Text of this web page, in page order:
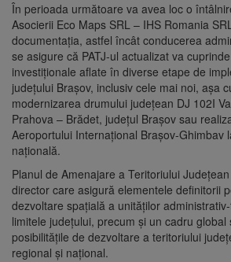
În perioada următoare va avea loc o
Asocierii Eco Maps SRL – IHS Romania
documentaţia, astfel încât conducerea
se asigure că PATJ-ul actualizat va
investiţionale aflate în diverse etape de
judeţului Braşov, inclusiv cele mai noi, aşa
modernizarea drumului judeţean DJ 102I
Prahova – Brădet, judeţul Braşov sau
Aeroportului Internaţional Braşov-Ghimbav
naţională.
Planul de Amenajare a Teritoriului
director care asigură elementele definitorii
dezvoltare spaţială a unităţilor
limitele judeţului, precum şi un cadru global
posibilităţile de dezvoltare a teritoriului
regional şi naţional.